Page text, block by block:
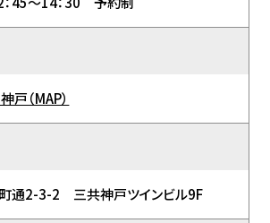
戸（MAP）
通2-3-2 三共神戸ツインビル9F